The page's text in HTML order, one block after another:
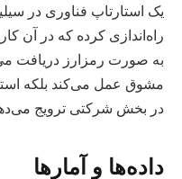
یک استارتاپ فناوری در
راه‌اندازی کرده که در آن
به صورت رمزارز دریافت
مشوق عمل می‌کند بلکه
در بخش شرکتی ترویج
داده‌ها و آمارها